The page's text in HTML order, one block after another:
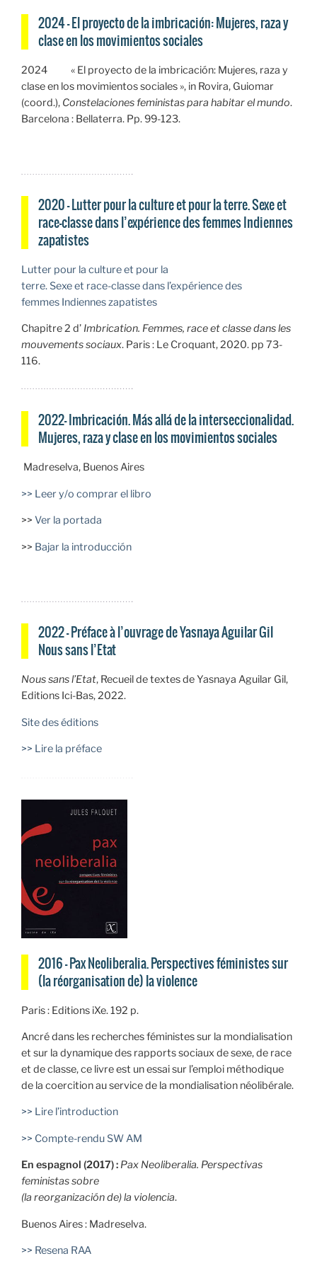
2024 – El proyecto de la imbricación: Mujeres, raza y
clase en los movimientos sociales
2024 « El proyecto de la imbricación: Mujeres, raza y
clase en los movimientos sociales », in Rovira, Guiomar
(coord.), Constelaciones feministas para habitar el mundo.
Barcelona : Bellaterra. Pp. 99-123.
2020 – Lutter pour la culture et pour la terre. Sexe et
race-classe dans l’expérience des femmes Indiennes
zapatistes
Lutter pour la culture et pour la
terre. Sexe et race-classe dans l’expérience des
femmes Indiennes zapatistes
Chapitre 2 d’ Imbrication. Femmes, race et classe dans les
mouvements sociaux. Paris : Le Croquant, 2020. pp 73-
116.
2022– Imbricación. Más allá de la interseccionalidad.
Mujeres, raza y clase en los movimientos sociales
Madreselva, Buenos Aires
>> Leer y/o comprar el libro
>> Ver la portada
>> Bajar la introducción
2022 — Préface à l’ouvrage de Yasnaya Aguilar Gil
Nous sans l’Etat
Nous sans l’Etat, Recueil de textes de Yasnaya Aguilar Gil,
Editions Ici-Bas, 2022.
Site des éditions
>> Lire la préface
2016 — Pax Neoliberalia. Perspectives féministes sur
(la réorganisation de) la violence
Paris : Editions iXe. 192 p.
Ancré dans les recherches féministes sur la mondialisation
et sur la dynamique des rapports sociaux de sexe, de race
et de classe, ce livre est un essai sur l’emploi méthodique
de la coercition au service de la mondialisation néolibérale.
>> Lire l’introduction
>> Compte-rendu SW AM
En espagnol (2017) : Pax Neoliberalia. Perspectivas
feministas sobre
(la reorganización de) la violencia.
Buenos Aires : Madreselva.
>> Resena RAA